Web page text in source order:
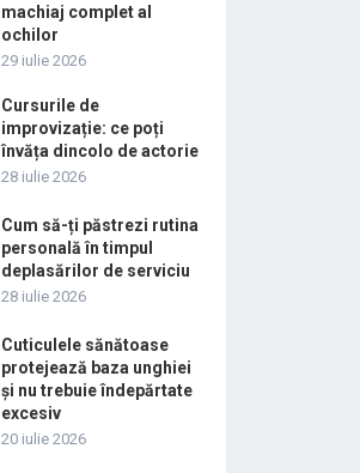
machiaj complet al
ochilor
29 iulie 2026
Cursurile de
improvizație: ce poți
învăța dincolo de actorie
28 iulie 2026
Cum să-ți păstrezi rutina
personală în timpul
deplasărilor de serviciu
28 iulie 2026
Cuticulele sănătoase
protejează baza unghiei
și nu trebuie îndepărtate
excesiv
20 iulie 2026